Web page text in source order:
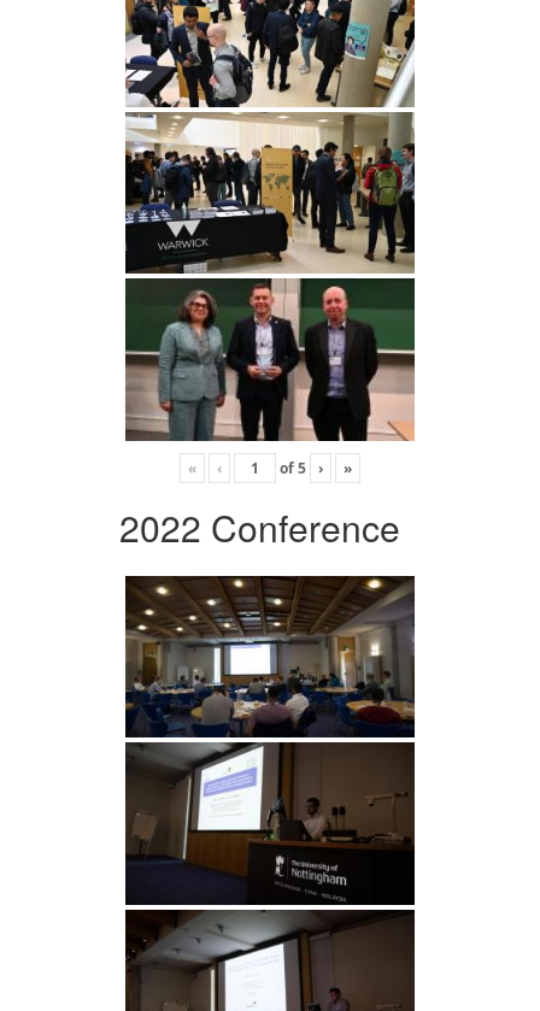
« ‹ of5 › »
2022 Conference